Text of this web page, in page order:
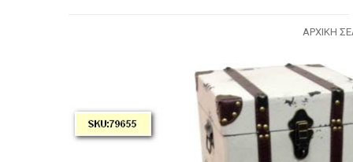
ΑΡΧΙΚΉ